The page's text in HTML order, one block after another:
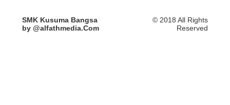
SMK Kusuma Bangsa
by @alfathmedia.Com
© 2018 All Rights
Reserved